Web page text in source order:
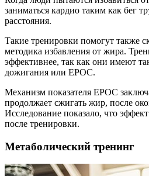
заниматься кардио таким как бег
расстояния.
Такие тренировки помогут также
методика избавления от жира.
эффективнее, так как они имеют
дожигания или EPOC.
Механизм показателя EPOC
продолжает сжигать жир, после
Исследование показало, что
после тренировки.
Метаболический тренинг